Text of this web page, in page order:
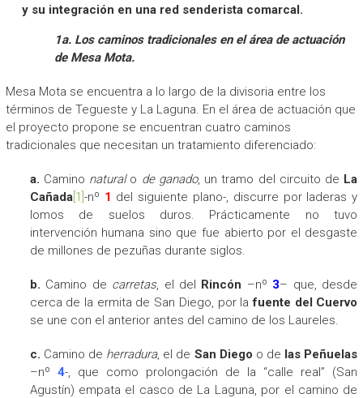
y su integración en una red senderista comarcal.
1a. Los caminos tradicionales en el área de actuación
de Mesa Mota.
Mesa Mota se encuentra a lo largo de la divisoria entre los
términos de Tegueste y La Laguna. En el área de actuación que
el proyecto propone se encuentran cuatro caminos
tradicionales que necesitan un tratamiento diferenciado:
a. Camino natural o de ganado, un tramo del circuito de La
Cañada[1] -nº 1 del siguiente plano-, discurre por laderas y
lomos de suelos duros. Prácticamente no tuvo
intervención humana sino que fue abierto por el desgaste
de millones de pezuñas durante siglos.
b. Camino de carretas, el del Rincón –nº 3– que, desde
cerca de la ermita de San Diego, por lafuente del Cuervo
se une con el anterior antes del camino de los Laureles.
c. Camino de herradura, el de San Diego o de las Peñuelas
–nº 4-, que como prolongación de la “calle real” (San
Agustín) empata el casco de La Laguna, por el camino de